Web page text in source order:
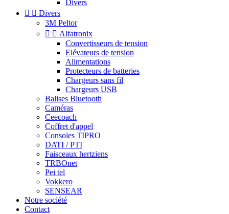
Divers
  Divers
3M Peltor
  Alfatronix
Convertisseurs de tension
Elévateurs de tension
Alimentations
Protecteurs de batteries
Chargeurs sans fil
Chargeurs USB
Balises Bluetooth
Caméras
Ceecoach
Coffret d'appel
Consoles TIPRO
DATI / PTI
Faisceaux hertziens
TRBOnet
Pei tel
Vokkero
SENSEAR
Notre société
Contact